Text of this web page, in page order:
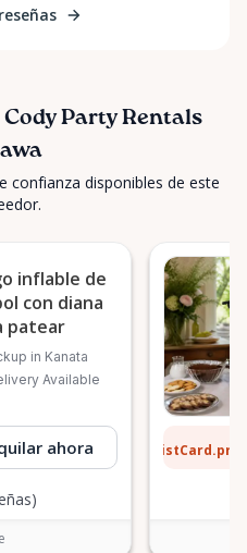
Party Rentals
confianza disponibles de este
inflable de
con diana
patear
in Kanata
Available
ahora